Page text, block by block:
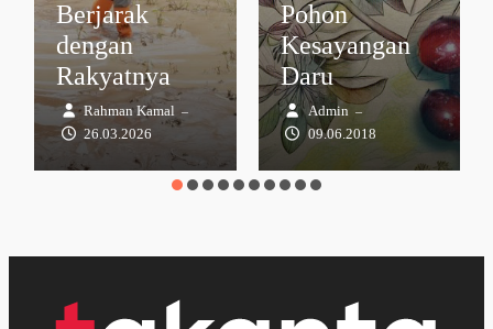
Berjarak
dengan
Rakyatnya
Rahman Kamal –
26.03.2026
Pohon
Kesayangan
Daru
Admin –
09.06.2018